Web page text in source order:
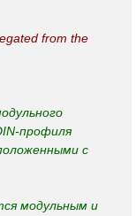
from the
профиля
с
модульным и